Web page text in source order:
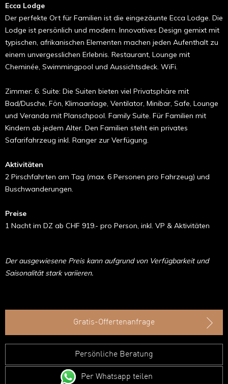
Ecca Lodge
Der perfekte Ort für Familien ist die eingezäunte Ecca Lodge. Die
Lodge ist persönlich und modern. Innovatives Design gemixt mit
typischen, afrikanischen Elementen machen jeden Aufenthalt zu
einem unvergesslichen Erlebnis. Restaurant, Lounge mit
Cheminée, Swimmingpool und Aussichtsdeck. WiFi.
Zimmer: 6. Suite: Die Suiten bieten viel Privatsphäre mit
Bad/Dusche, Fön, Klimaanlage, Ventilator, Minibar, Safe, Lounge
und Veranda mit Planschpool. Family Suite. Für Familien mit
Kindern ab jedem Alter. Den Familien steht ein privates
Safarifahrzeug inkl. Ranger zur Verfügung.
Aktivitäten
2 Pirschfahrten am Tag (max. 6 Personen pro Fahrzeug) und
Buschwanderungen.
Preise
1 Nacht im DZ ab CHF 919.- pro Person, inkl. VP & Aktivitäten
Der ausgewiesene Preis kann aufgrund von Verfügbarkeit und
Saisonalität stark variieren.
Gratis-Offertenanfrage
Persönliche Beratung
Per Whatsapp teilen